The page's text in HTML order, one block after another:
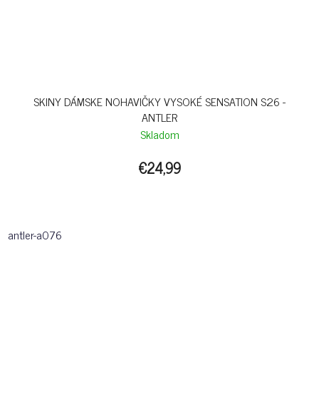
SKINY DÁMSKE NOHAVIČKY VYSOKÉ SENSATION S26 -
ANTLER
Skladom
€24,99
antler-a076